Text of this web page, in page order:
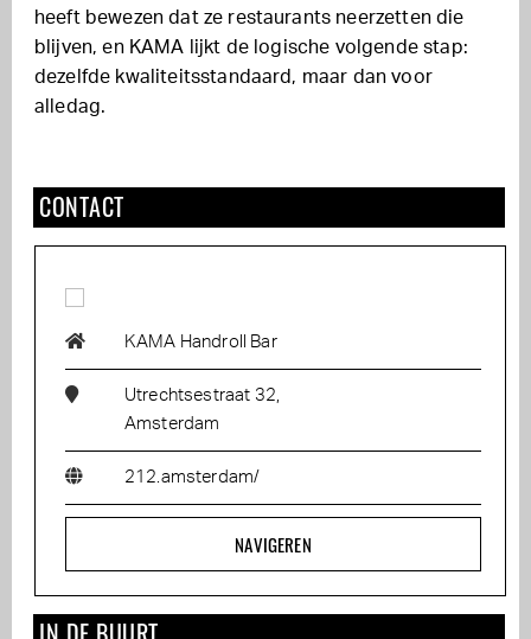
heeft bewezen dat ze restaurants neerzetten die
blijven, en KAMA lijkt de logische volgende stap:
dezelfde kwaliteitsstandaard, maar dan voor
alledag.
CONTACT
KAMA Handroll Bar
Utrechtsestraat 32,
Amsterdam
212.amsterdam/
NAVIGEREN